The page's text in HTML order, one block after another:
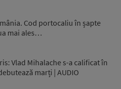
Cod portocaliu în șapte
mai ales…
Vlad Mihalache s-a calificat în
marți | AUDIO